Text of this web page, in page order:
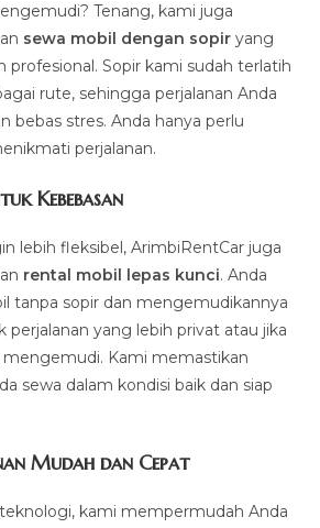
Tenang, kami juga
sewa mobil dengan sopir yang
profesional. Sopir kami sudah terlatih
rute, sehingga perjalanan Anda
bebas stres. Anda hanya perlu
perjalanan.
Kebebasan
lebih fleksibel, ArimbiRentCar juga
rental mobil lepas kunci. Anda
tanpa sopir dan mengemudikannya
perjalanan yang lebih privat atau jika
mengemudi. Kami memastikan
sewa dalam kondisi baik dan siap
Mudah dan Cepat
kami mempermudah Anda